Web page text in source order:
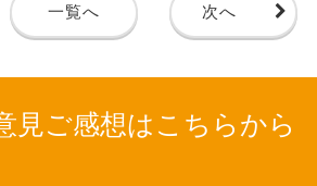
一覧へ 次へ
見ご感想はこちらから